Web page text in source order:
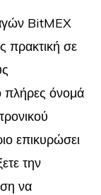
BitMEX
πρακτική σε
πλήρες όνομά
επικυρώσει
την
να